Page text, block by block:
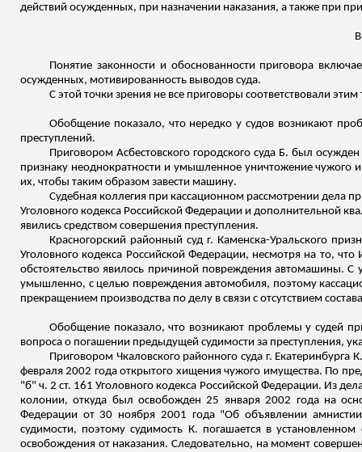
действий осужденных, при назначении наказания, а также при
Понятие законности и обоснованности приговора
осужденных, мотивированность выводов суда.
С этой точки зрения не все приговоры соответствовали
Обобщение показало, что нередко у судов возникают
преступлений.
Приговором Асбестовского городского суда Б. был
признаку неоднократности и умышленное уничтожение чужого
их, чтобы таким образом завести машину.
Судебная коллегия при кассационном рассмотрении дела
Уголовного кодекса Российской Федерации и дополнительной
явились средством совершения преступления.
Красногорский районный суд г. Каменска-Уральского
Уголовного кодекса Российской Федерации, несмотря на то,
обстоятельство явилось причиной повреждения автомашины. С
умышленно, с целью повреждения автомобиля, поэтому
прекращением производства по делу в связи с отсутствием
Обобщение показало, что возникают проблемы у судей
вопроса о погашении предыдущей судимости за преступления,
Приговором Чкаловского районного суда г.
февраля 2002 года открытого хищения чужого имущества. По
"б" ч. 2 ст. 161 Уголовного кодекса Российской Федерации. Из
колонии, откуда был освобожден 25 января 2002 года на
Федерации от 30 ноября 2001 года "Об объявлении
судимости, поэтому судимость К. погашается в
освобождения от наказания. Следовательно, на момент